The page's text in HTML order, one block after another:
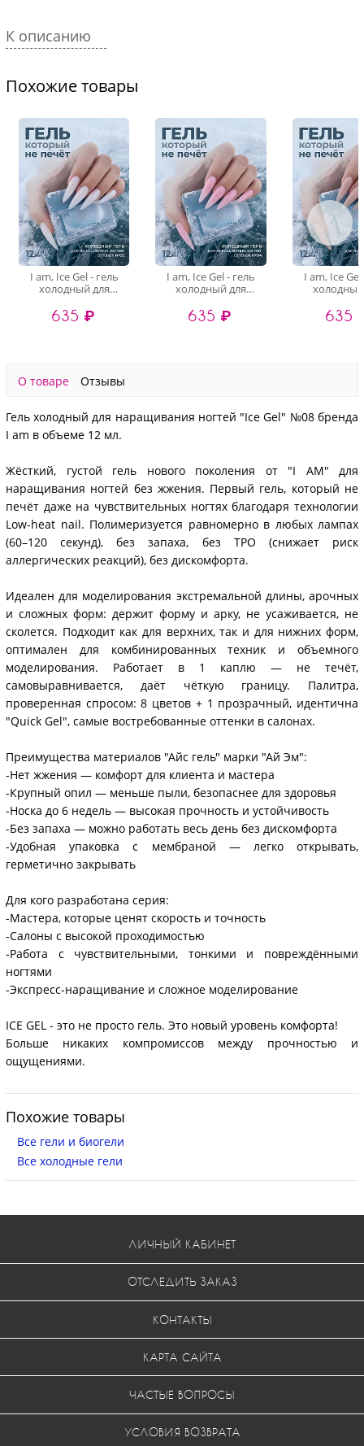
К описанию
Похожие товары
I am, Ice Gel - гель
холодный для
№02, 12 мл
635 ₽
I am, Ice Gel - гель
холодный для
№04, 12 мл
635 ₽
I am, Ice Gel
№07, 12
635
О товаре Отзывы
Гель холодный для наращивания ногтей "Ice Gel" №08 бренда
I am в объеме 12 мл.
Жёсткий, густой гель нового поколения от "I AM" для
наращивания ногтей без жжения. Первый гель, который не
печёт даже на чувствительных ногтях благодаря технологии
Low-heat nail. Полимеризуется равномерно в любых лампах
(60–120 секунд), без запаха, без TPO (снижает риск
аллергических реакций), без дискомфорта.
Идеален для моделирования экстремальной длины, арочных
и сложных форм: держит форму и арку, не усаживается, не
сколется. Подходит как для верхних, так и для нижних форм,
оптимален для комбинированных техник и объемного
моделирования. Работает в 1 каплю — не течёт,
самовыравнивается, даёт чёткую границу. Палитра,
проверенная спросом: 8 цветов + 1 прозрачный, идентична
"Quick Gel", самые востребованные оттенки в салонах.
Преимущества материалов "Айс гель" марки "Ай Эм":
-Нет жжения — комфорт для клиента и мастера
-Крупный опил — меньше пыли, безопаснее для здоровья
-Носка до 6 недель — высокая прочность и устойчивость
-Без запаха — можно работать весь день без дискомфорта
-Удобная упаковка с мембраной — легко открывать,
герметично закрывать
Для кого разработана серия:
-Мастера, которые ценят скорость и точность
-Салоны с высокой проходимостью
-Работа с чувствительными, тонкими и повреждёнными
ногтями
-Экспресс-наращивание и сложное моделирование
ICE GEL - это не просто гель. Это новый уровень комфорта!
Больше никаких компромиссов между прочностью и
ощущениями.
Похожие товары
Все гели и биогели
Все холодные гели
ЛИЧНЫЙ КАБИНЕТ
ОТСЛЕДИТЬ ЗАКАЗ
КОНТАКТЫ
КАРТА САЙТА
ЧАСТЫЕ ВОПРОСЫ
УСЛОВИЯ ВОЗВРАТА